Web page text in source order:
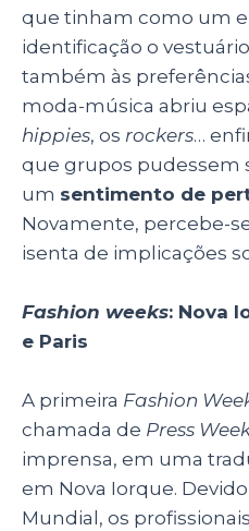
que tinham como um
identificação o
também às
moda-música abriu
hippies, os rockers…
que grupos pudessem
um sentimento de
Novamente, percebe-
isenta de implicações
Fashion weeks: Nova
e Paris
A primeira Fashion
chamada de Press
imprensa, em uma
em Nova Iorque.
Mundial, os